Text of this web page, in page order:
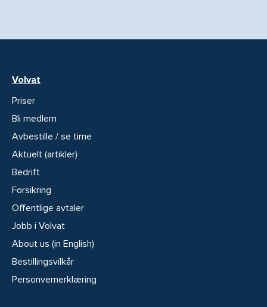
Volvat
Priser
Bli medlem
Avbestille / se time
Aktuelt (artikler)
Bedrift
Forsikring
Offentlige avtaler
Jobb i Volvat
About us (in English)
Bestillingsvilkår
Personvernerklæring